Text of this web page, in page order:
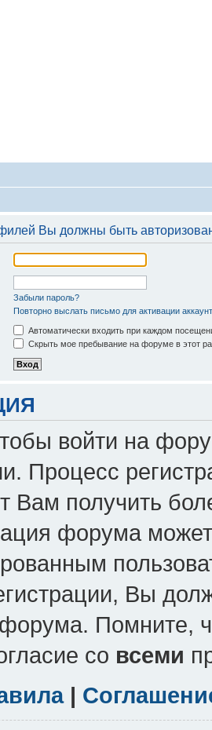
Вы должны быть
Забыли пароль?
Повторно выслать письмо для активации
Автоматически входить при каждом
Скрыть мое пребывание на форуме в этот
войти на
Процесс
Вам получить
форума может
Вы
Помните,
со всеми
|